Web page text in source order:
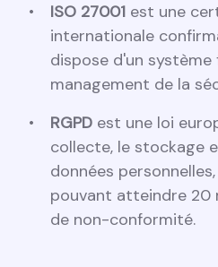
ISO 27001 est une
internationale
dispose d'un
management de la
RGPD est une loi
collecte, le stockage
données
pouvant atteindre 20
de non-conformité.